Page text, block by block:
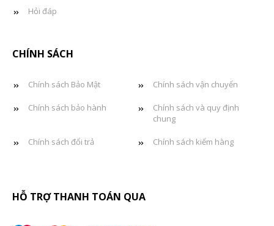
Hỏi đáp
CHÍNH SÁCH
Chính sách Bảo Mật Chính sách vận chuyển
Chính sách bảo hành
Chính sách và quy định
chung
Chính sách đổi trả Chính sách kiểm hàng
HỖ TRỢ THANH TOÁN QUA